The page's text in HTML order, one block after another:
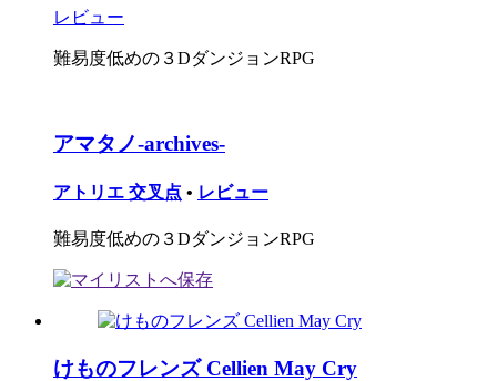
レビュー
難易度低めの３DダンジョンRPG
アマタノ-archives-
アトリエ 交叉点 • レビュー
難易度低めの３DダンジョンRPG
けものフレンズ Cellien May Cry